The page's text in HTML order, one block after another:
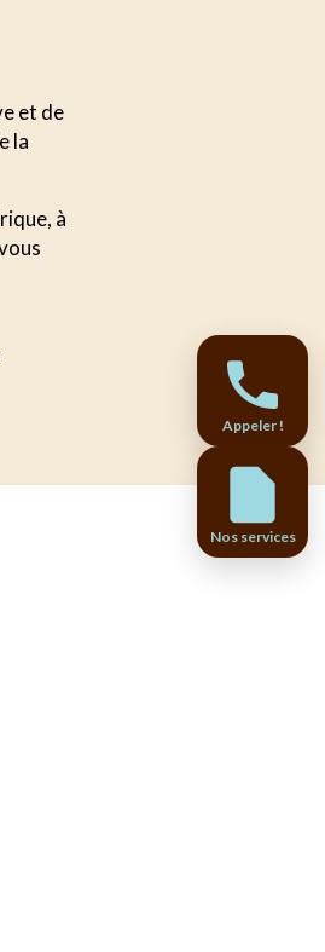
et de
la
à
Appeler !
Nos services